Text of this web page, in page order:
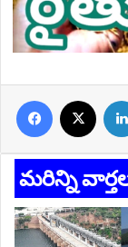
Facebook
మరిన్ని